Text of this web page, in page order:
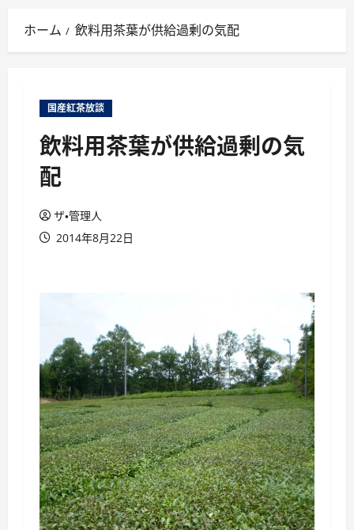
メ
ニ
ホーム 飲料用茶葉が供給過剰の気配
国産紅茶放談
飲料用茶葉が供給過剰の気
配
ザ・管理人
2014年8月22日